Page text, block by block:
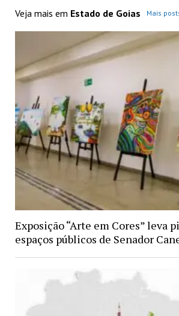
Veja mais em Estado de Goias Mais
Exposição “Arte em Cores” leva
espaços públicos de Senador